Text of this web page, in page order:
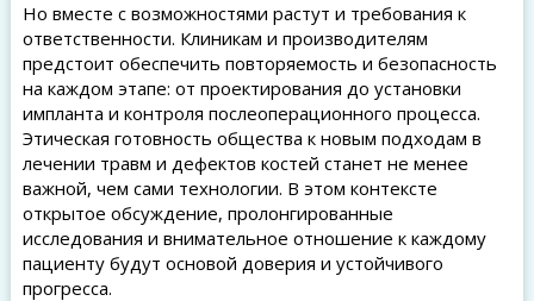
Но вместе с возможностями растут и требования к
ответственности. Клиникам и производителям
предстоит обеспечить повторяемость и безопасность
на каждом этапе: от проектирования до установки
импланта и контроля послеоперационного процесса.
Этическая готовность общества к новым подходам в
лечении травм и дефектов костей станет не менее
важной, чем сами технологии. В этом контексте
открытое обсуждение, пролонгированные
исследования и внимательное отношение к каждому
пациенту будут основой доверия и устойчивого
прогресса.